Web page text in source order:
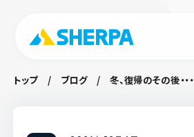
トップ ブログ 冬、復帰のその後・・・